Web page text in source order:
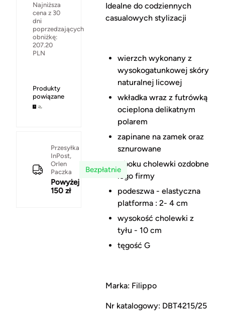
Najniższa
cena z 30
dni
poprzedzających
obniżkę:
207.20
PLN
Produkty
powiązane
Przesyłka
InPost,
Orlen
Paczka
Powyżej
150 zł
Bezpłatnie
Idealne do codziennych
casualowych stylizacji
wierzch wykonany z
wysokogatunkowej skóry
naturalnej licowej
wkładka wraz z futrówką
ocieplona delikatnym
polarem
zapinane na zamek oraz
sznurowane
z boku cholewki ozdobne
logo firmy
podeszwa - elastyczna
platforma : 2- 4 cm
wysokość cholewki z
tyłu - 10 cm
tęgość G
Marka: Filippo
Nr katalogowy: DBT4215/25